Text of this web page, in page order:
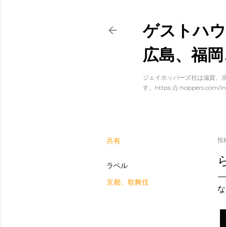
ゲストハ
広島、福
ジェイホッパーズ社は滋賀、
す。https://j-hoppers.com/
共有
ラベル
京都、歌舞伎
投